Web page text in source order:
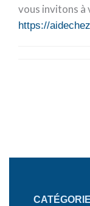
vous invitons
https://